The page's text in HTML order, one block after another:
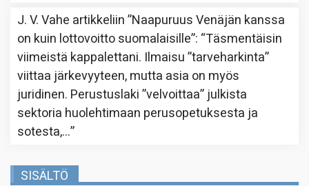
J. V. Vahe artikkeliin”Naapuruus Venäjän kanssa
on kuin lottovoitto suomalaisille”: “Täsmentäisin
viimeistä kappalettani. Ilmaisu ”tarveharkinta”
viittaa järkevyyteen, mutta asia on myös
juridinen. Perustuslaki ”velvoittaa” julkista
sektoria huolehtimaan perusopetuksesta ja
sotesta,…”
SISÄLTÖ